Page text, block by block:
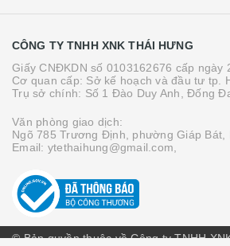
CÔNG TY TNHH XNK THÁI HƯNG
Giấy CNĐKDN số 0103162676 cấp ngày
Cơ quan cấp: Sở kế hoạch và đầu tư tp.
Trụ sở chính: Số 1 Đào Duy Anh, Đống
Văn phòng giao dịch:
Ngõ 785 Trương Định, phường Giáp Bát,
Email: ytethaihung@gmail.com,
© Bản quyền thuộc về Công ty TNHH